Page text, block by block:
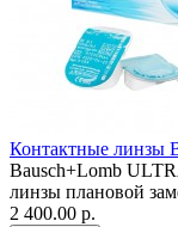
Контактные линзы
Bausch+Lomb
линзы плановой
2 400.00 р.